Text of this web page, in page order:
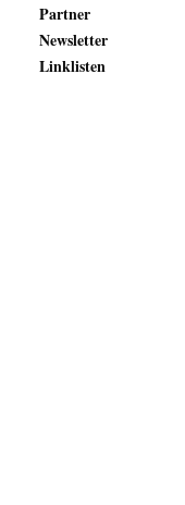
Partner
Newsletter
Linklisten